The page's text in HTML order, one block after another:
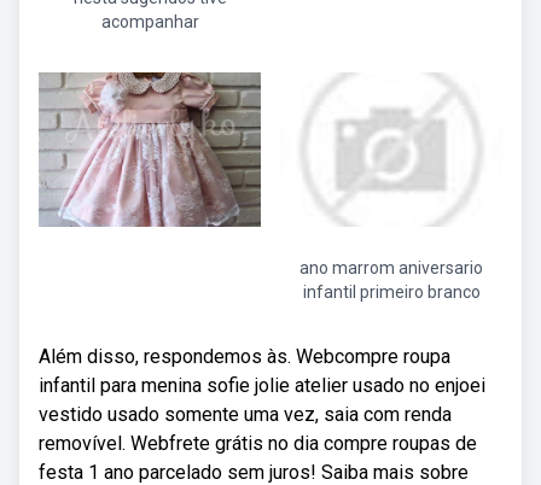
acompanhar
ano marrom aniversario
infantil primeiro branco
Além disso, respondemos às. Webcompre roupa
infantil para menina sofie jolie atelier usado no enjoei
vestido usado somente uma vez, saia com renda
removível. Webfrete grátis no dia compre roupas de
festa 1 ano parcelado sem juros! Saiba mais sobre